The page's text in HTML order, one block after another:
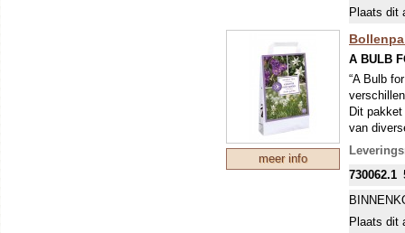
Plaats dit
meer info
A BULB
“A Bulb
Dit
van
tuinen
730062.1
Plaats dit